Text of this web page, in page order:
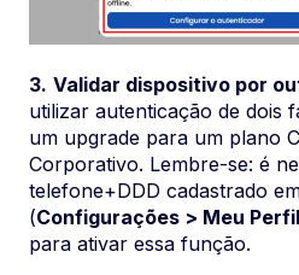
3. Validar dispositivo por
utilizar autenticação de dois
um upgrade para um plano
Corporativo. Lembre-se: é
telefone+DDD cadastrado
(Configurações > Meu
para ativar essa função.